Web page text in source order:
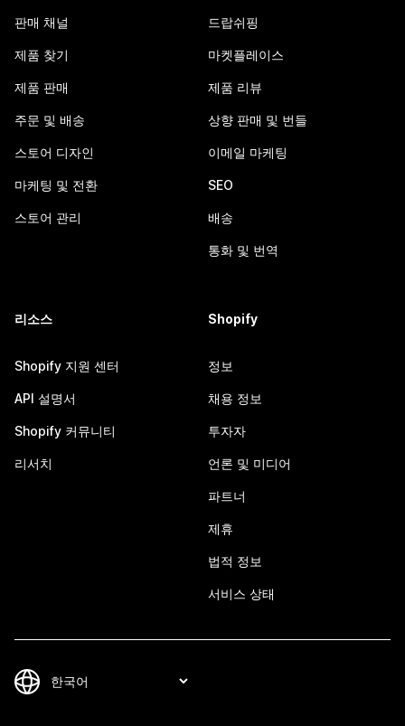
판매 채널
제품 찾기
제품 판매
주문 및 배송
스토어 디자인
마케팅 및 전환
스토어 관리
드랍쉬핑
마켓플레이스
제품 리뷰
상향 판매 및 번들
이메일 마케팅
SEO
배송
통화 및 번역
리소스
Shopify 지원 센터
API 설명서
Shopify 커뮤니티
리서치
Shopify
정보
채용 정보
투자자
언론 및 미디어
파트너
제휴
법적 정보
서비스 상태